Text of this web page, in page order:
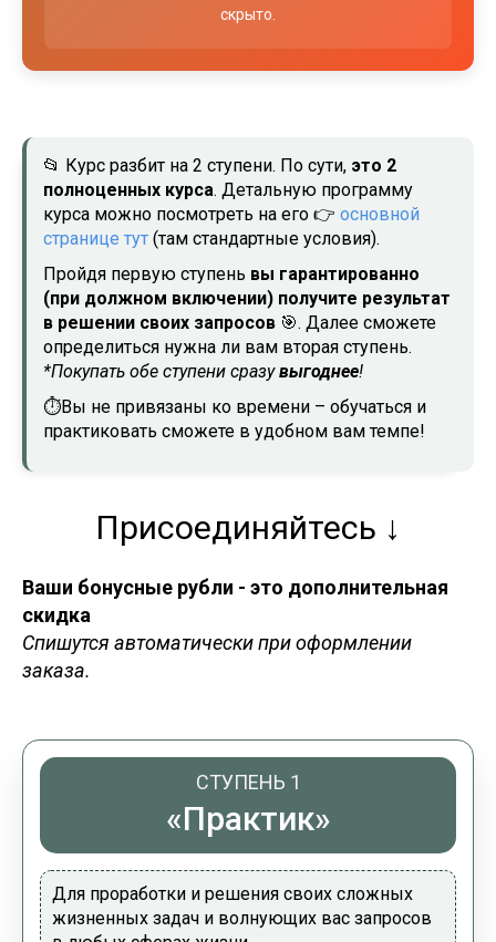
скрыто.
📂 Курс разбит на 2 ступени. По сути, это 2
полноценных курса. Детальную программу
курса можно посмотреть на его 👉 основной
странице тут (там стандартные условия).
Пройдя первую ступень вы гарантированно
(при должном включении) получите результат
в решении своих запросов 🎯. Далее сможете
определиться нужна ли вам вторая ступень.
*Покупать обе ступени сразувыгоднее!
⏱️Вы не привязаны ко времени – обучаться и
практиковать сможете в удобном вам темпе!
Присоединяйтесь ↓
Ваши бонусные рубли - это дополнительная
скидка
Спишутся автоматически при оформлении
заказа.
СТУПЕНЬ 1
«Практик»
Для проработки и решения своих сложных
жизненных задач и волнующих вас запросов